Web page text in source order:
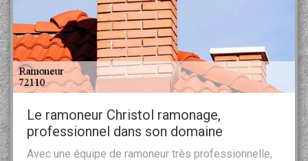
Le ramoneur Christol ramonage,
professionnel dans son domaine
Avec une équipe de ramoneur très professionnelle,